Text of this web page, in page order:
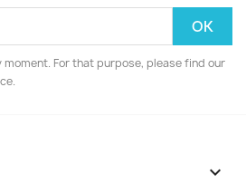
moment. For that purpose, please find our
